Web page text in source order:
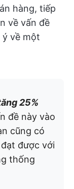
hàng, tiếp
về vấn đề
ý về một
25%
đề này vào
cũng có
được với
thống